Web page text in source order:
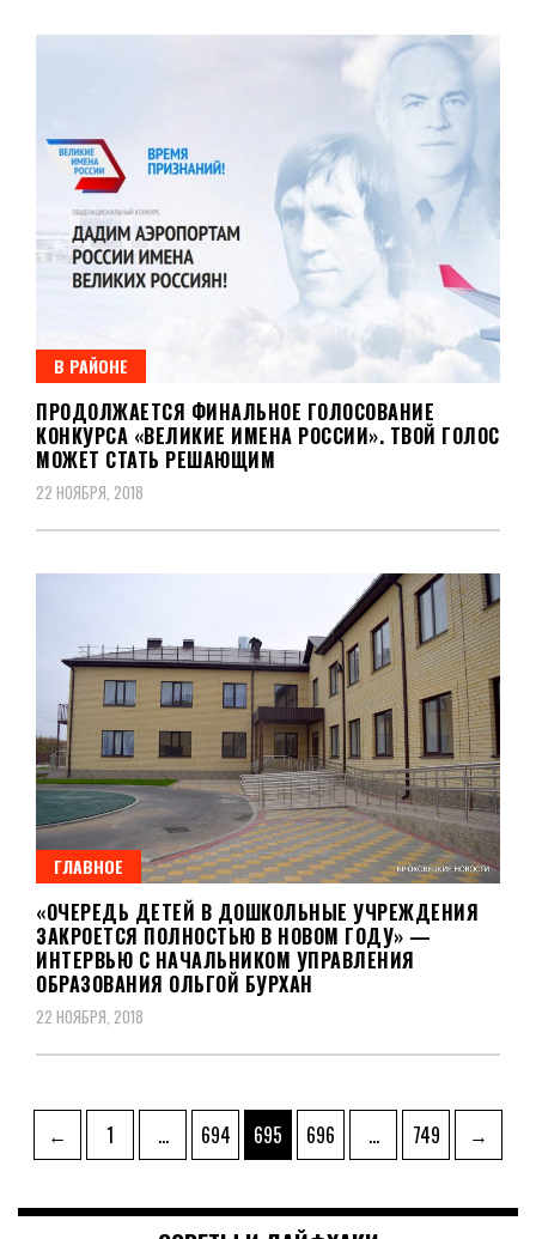
В РАЙОНЕ
ПРОДОЛЖАЕТСЯ ФИНАЛЬНОЕ ГОЛОСОВАНИЕ
КОНКУРСА «ВЕЛИКИЕ ИМЕНА РОССИИ». ТВОЙ ГОЛОС
МОЖЕТ СТАТЬ РЕШАЮЩИМ
22 НОЯБРЯ, 2018
ГЛАВНОЕ
«ОЧЕРЕДЬ ДЕТЕЙ В ДОШКОЛЬНЫЕ УЧРЕЖДЕНИЯ
ЗАКРОЕТСЯ ПОЛНОСТЬЮ В НОВОМ ГОДУ» —
ИНТЕРВЬЮ С НАЧАЛЬНИКОМ УПРАВЛЕНИЯ
ОБРАЗОВАНИЯ ОЛЬГОЙ БУРХАН
22 НОЯБРЯ, 2018
Навигация
по
записям
← Страница
1 … Страница
694 Страница
695 Страница
696 … Страница
749 →